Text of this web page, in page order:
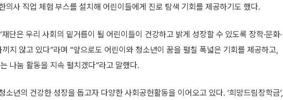
의사 직업 체험 부스를 설치해 어린이들에게 진로 탐색 기회를 제공하기도 했다.
단은 우리 사회의 밑거름이 될 어린이들이 건강하고 밝게 성장할 수 있도록 장학·문화·
지 않고 있다”라며 “앞으로도 어린이와 청소년이 꿈을 펼칠 폭넓은 기회를 제공하고,
나눔 활동을 지속 펼치겠다”라고 말했다.
소년의 건강한 성장을 돕고자 다양한 사회공헌활동을 이어오고 있다. ‘희망드림장학금’,